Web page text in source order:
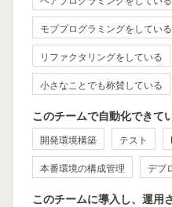
モブプログラミングをしている
リファクタリングをしている
小さなことでも称賛している
このチームで自動化できて
開発環境構築 テスト
本番環境の構成管理 デプ
このチームに導入し、運用